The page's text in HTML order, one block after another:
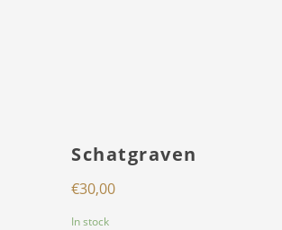
Schatgraven
€30,00
In stock